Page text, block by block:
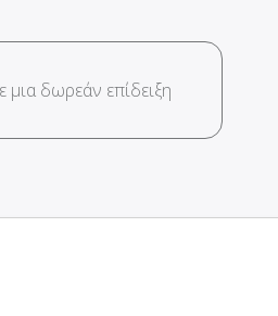
μια δωρεάν επίδειξη